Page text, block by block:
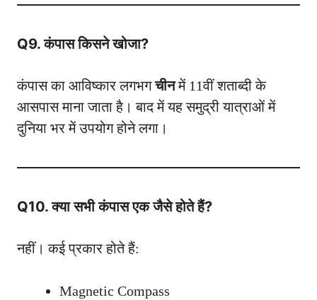
Q9. कंपास किसने खोजा?
कंपास का आविष्कार लगभगचीनमें 11वीं शताब्दी के
आसपास माना जाता है। बाद में यह समुद्री यात्राओं में
दुनिया भर में उपयोग होने लगा।
Q10. क्या सभी कंपास एक जैसे होते हैं?
नहीं। कई प्रकार होते हैं:
Magnetic Compass